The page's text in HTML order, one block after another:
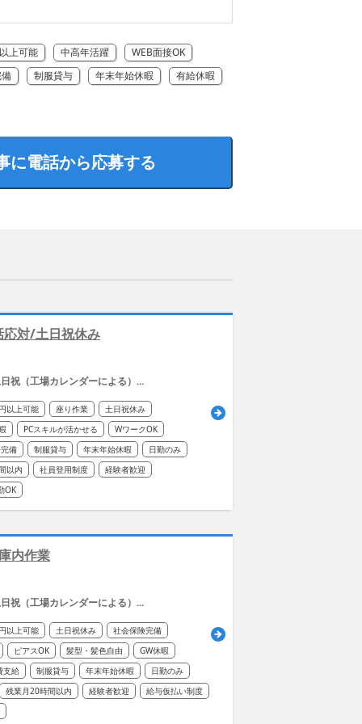
上可能 中高年活躍
WEB面接OK
制服貸与 年末年始休暇
有給休暇
に電話から応募する
対/土日祝休み
祝（工場カレンダーによる）...
以上可能 座り作業
土日祝休み
PCスキルが活かせる
WワークOK
備 制服貸与 年末年始休暇
日勤のみ
以内 社員登用制度
経験者歓迎
OK
内作業
祝（工場カレンダーによる）...
以上可能 土日祝休み
社会保険完備
ピアスOK 髪型・髪色自由
GW休暇
支給 制服貸与 年末年始休暇
日勤のみ
残業月20時間以内 経験者歓迎
給与仮払い制度